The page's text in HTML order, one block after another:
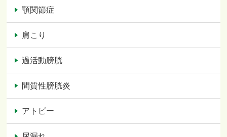
顎関節症
肩こり
過活動膀胱
間質性膀胱炎
アトピー